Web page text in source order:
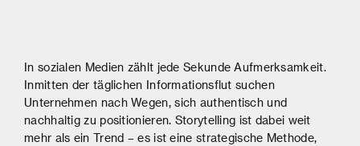
In sozialen Medien zählt jede Sekunde Aufmerksamkeit.
Inmitten der täglichen Informationsflut suchen
Unternehmen nach Wegen, sich authentisch und
nachhaltig zu positionieren. Storytelling ist dabei weit
mehr als ein Trend – es ist eine strategische Methode,